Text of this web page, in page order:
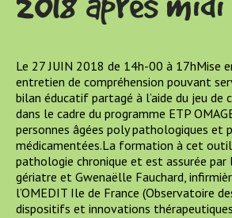
Le 27 JUIN 2018 de 14h-00 à 17hMise
entretien de compréhension pouvant
bilan éducatif partagé à l’aide du jeu de
dans le cadre du programme ETP
personnes âgées poly pathologiques et
médicamentées.La formation à cet
pathologie chronique et est assurée
gériatre et Gwenaëlle Fauchard,
l’OMEDIT Ile de France (Observatoire
dispositifs et innovations